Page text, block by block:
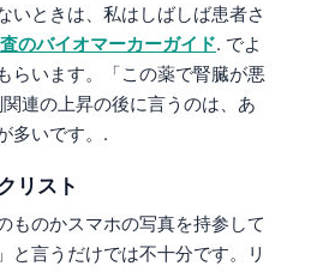
いときは、私はしばしば患者さ
のバイオマーカーガイド. でよ
らいます。「この薬で腎臓が悪
連の上昇の後に言うのは、あ
多いです。.
リスト
ものかスマホの写真を持参して
と言うだけでは不十分です。リ